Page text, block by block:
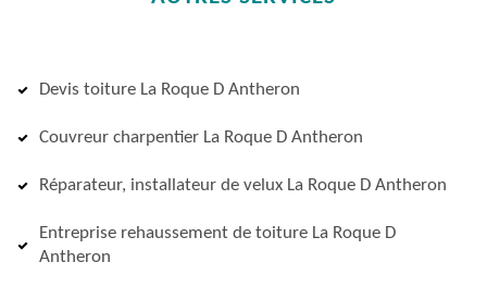
Devis toiture La Roque D Antheron
Couvreur charpentier La Roque D Antheron
Réparateur, installateur de velux La Roque D Antheron
Entreprise rehaussement de toiture La Roque D
Antheron